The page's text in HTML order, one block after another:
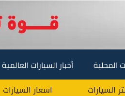
المحلية أخبار السيارات العالمية
السيارات اسعار السيارات